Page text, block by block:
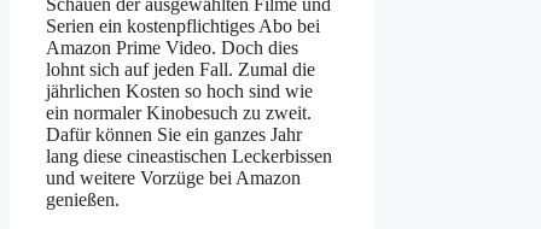
Schauen der ausgewählten Filme und
Serien ein kostenpflichtiges Abo bei
Amazon Prime Video. Doch dies
lohnt sich auf jeden Fall. Zumal die
jährlichen Kosten so hoch sind wie
ein normaler Kinobesuch zu zweit.
Dafür können Sie ein ganzes Jahr
lang diese cineastischen Leckerbissen
und weitere Vorzüge bei Amazon
genießen.